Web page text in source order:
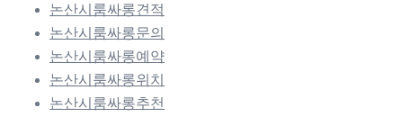
논산시룸싸롱견적
논산시룸싸롱문의
논산시룸싸롱예약
논산시룸싸롱위치
논산시룸싸롱추천